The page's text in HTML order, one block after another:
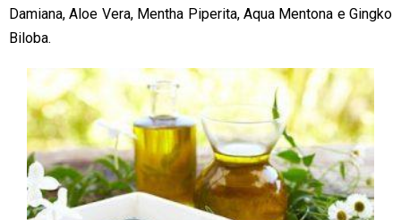
Damiana, Aloe Vera, Mentha Piperita, Aqua Mentona e Gingko
Biloba.